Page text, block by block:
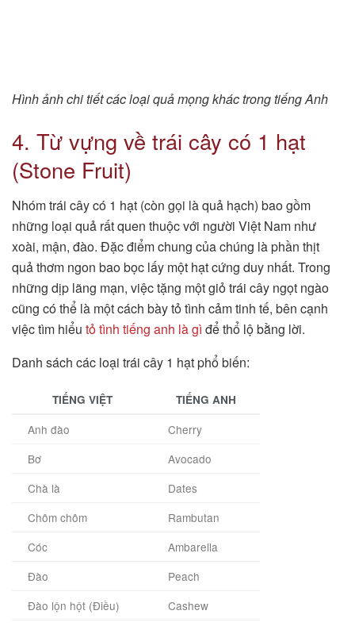
Hình ảnh chi tiết các loại quả mọng khác trong tiếng Anh
4. Từ vựng về trái cây có 1 hạt
(Stone Fruit)
Nhóm trái cây có 1 hạt (còn gọi là quả hạch) bao gồm
những loại quả rất quen thuộc với người Việt Nam như
xoài, mận, đào. Đặc điểm chung của chúng là phần thịt
quả thơm ngon bao bọc lấy một hạt cứng duy nhất. Trong
những dịp lãng mạn, việc tặng một giỏ trái cây ngọt ngào
cũng có thể là một cách bày tỏ tình cảm tinh tế, bên cạnh
việc tìm hiểu tỏ tình tiếng anh là gì để thổ lộ bằng lời.
Danh sách các loại trái cây 1 hạt phổ biến:
TIẾNG VIỆT TIẾNG ANH
Anh đào
Cherry
Bơ
Avocado
Chà là
Dates
Chôm chôm
Rambutan
Cóc
Ambarella
Đào
Peach
Đào lộn hột (Điều)
Cashew